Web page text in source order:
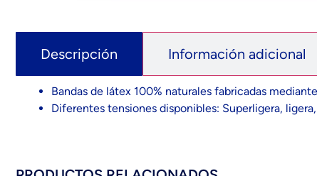
Descripción Información adicional
Bandas de látex 100% naturales fabricadas
Diferentes tensiones disponibles: Superligera,